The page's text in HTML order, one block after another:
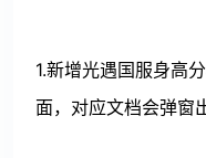
1.新增光遇国服身高
面，对应文档会弹窗